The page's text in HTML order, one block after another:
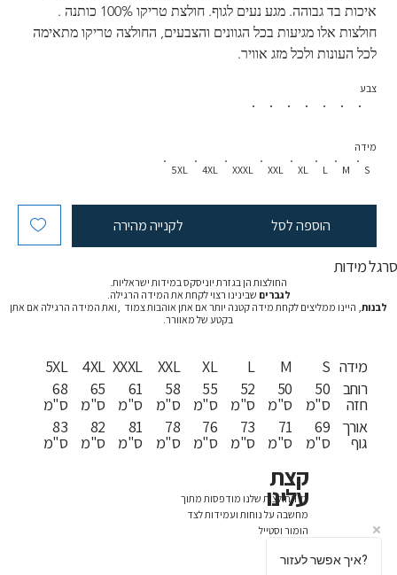
איכות בד גבוהה. מגע נעים לגוף. חולצת טריקו 100% כותנה .
חולצות אלו מגיעות בכל הגוונים והצבעים, החולצה טריקו מתאימה
לכל העונות ולכל מזג אוויר.
צבע
S
M
L
XL
XXL
XXXL
4XL
5XL
מידה
הוספה לסל לקנייה מהירה
סרגל מידות
החולצות הן בגזרת יוניסקס במידות ישראליות.
לגברים שבינינו רצוי לקחת את המידה הרגילה.
לבנות, היינו ממליצים לקחת מידה קטנה יותר אם אתן אוהבות צמוד ,ואת המידה הרגילה אם אתן
בקטע של מאוורר.
5XL
68
ס"מ
83
ס"מ
4XL
65
ס"מ
82
ס"מ
XXXL
61
ס"מ
81
ס"מ
XXL
58
ס"מ
78
ס"מ
XL
55
ס"מ
76
ס"מ
L
52
ס"מ
73
ס"מ
M
50
ס"מ
71
ס"מ
S
50
ס"מ
69
ס"מ
מידה
רוחב
חזה
אורך
גוף
כל החולצות שלנו מודפסות מתוך
מחשבה על נוחות ועמידות לצד
הומור וסטייל
קצת
עלינו
איך אפשר לעזור?